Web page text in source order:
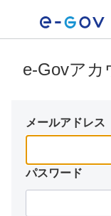
e-Govアカ
メールアドレス
パスワード